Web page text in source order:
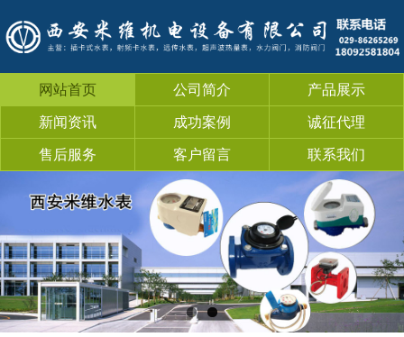
网站首页 公司简介 产品展示
新闻资讯 成功案例 诚征代理
售后服务 客户留言 联系我们